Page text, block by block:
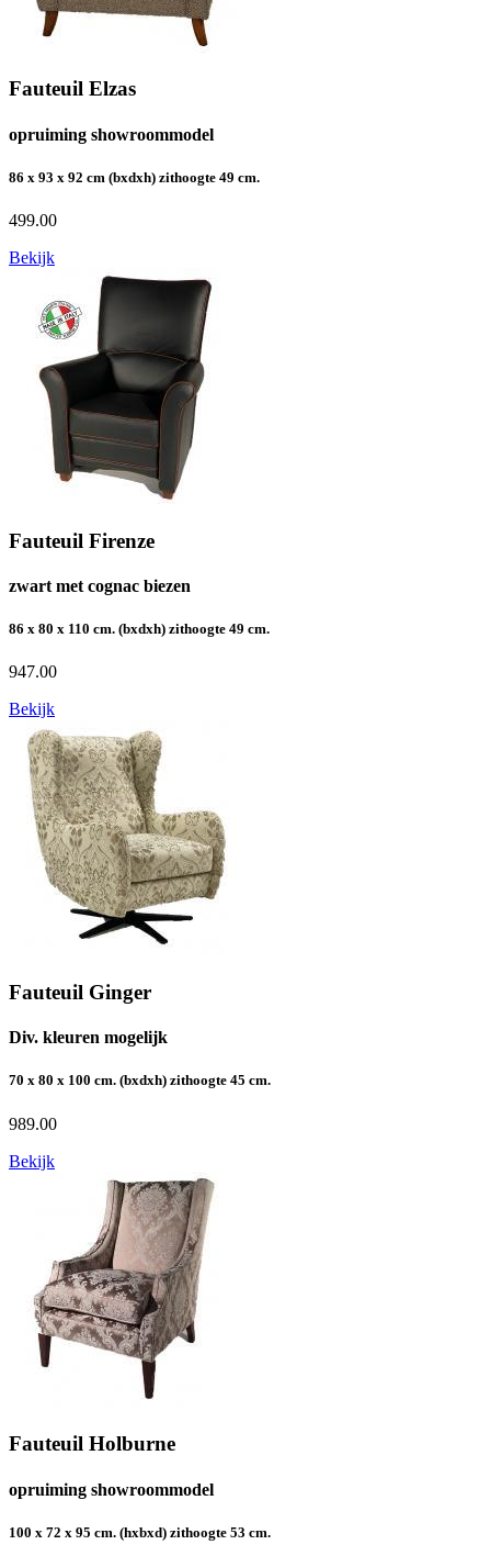
Fauteuil Elzas
opruiming showroommodel
86 x 93 x 92 cm (bxdxh) zithoogte 49 cm.
499.00
Bekijk
Fauteuil Firenze
zwart met cognac biezen
86 x 80 x 110 cm. (bxdxh) zithoogte 49 cm.
947.00
Bekijk
Fauteuil Ginger
Div. kleuren mogelijk
70 x 80 x 100 cm. (bxdxh) zithoogte 45 cm.
989.00
Bekijk
Fauteuil Holburne
opruiming showroommodel
100 x 72 x 95 cm. (hxbxd) zithoogte 53 cm.